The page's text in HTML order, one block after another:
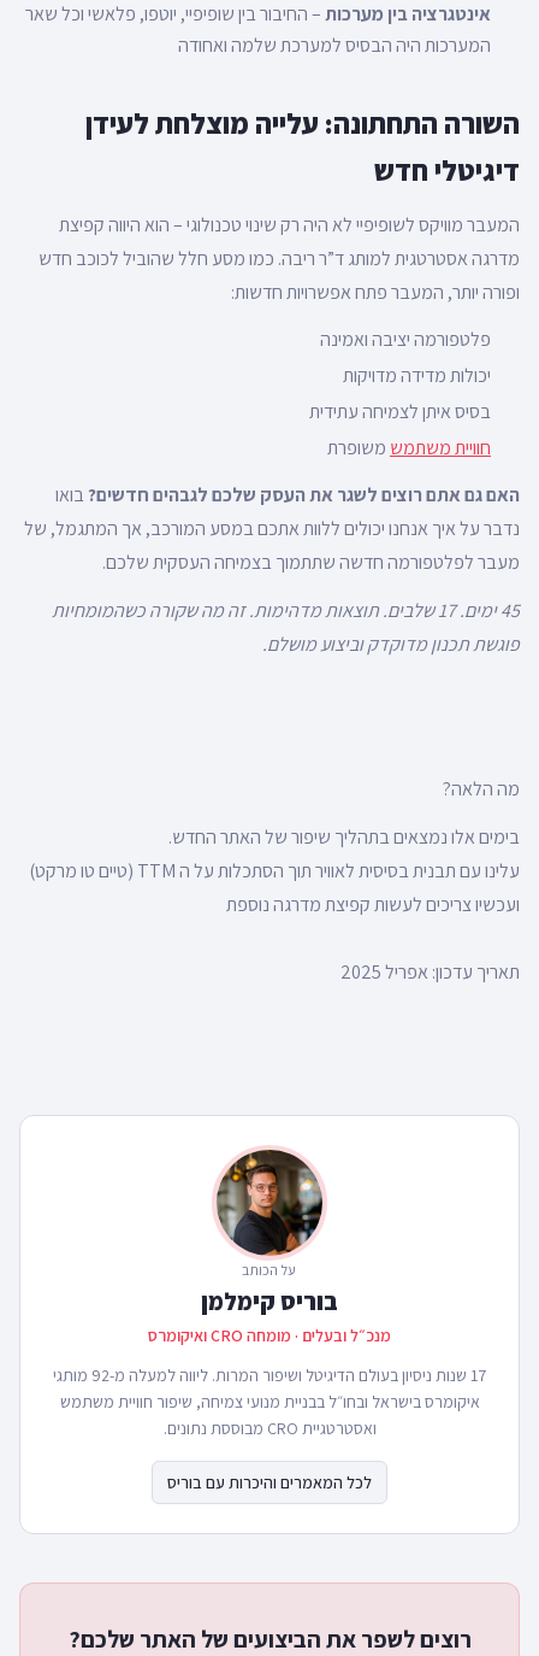
אינטגרציה בין מערכות– החיבור בין שופיפיי, יוטפו, פלאשי וכל שאר
המערכות היה הבסיס למערכת שלמה ואחודה
השורה התחתונה: עלייה מוצלחת לעידן
דיגיטלי חדש
המעבר מוויקס לשופיפיי לא היה רק שינוי טכנולוגי – הוא היווה קפיצת
מדרגה אסטרטגית למותג ד”ר ריבה. כמו מסע חלל שהוביל לכוכב חדש
ופורה יותר, המעבר פתח אפשרויות חדשות:
פלטפורמה יציבה ואמינה
יכולות מדידה מדויקות
בסיס איתן לצמיחה עתידית
חוויית משתמש משופרת
האם גם אתם רוצים לשגר את העסק שלכם לגבהים חדשים? בואו
נדבר על איך אנחנו יכולים ללוות אתכם במסע המורכב, אך המתגמל, של
מעבר לפלטפורמה חדשה שתתמוך בצמיחה העסקית שלכם.
45 ימים. 17 שלבים. תוצאות מדהימות. זה מה שקורה כשהמומחיות
פוגשת תכנון מדוקדק וביצוע מושלם.
מה הלאה?
בימים אלו נמצאים בתהליך שיפור של האתר החדש.
עלינו עם תבנית בסיסית לאוויר תוך הסתכלות על ה TTM (טיים טו מרקט)
ועכשיו צריכים לעשות קפיצת מדרגה נוספת
תאריך עדכון: אפריל 2025
על הכותב
בוריס קימלמן
מנכ״ל ובעלים · מומחה CRO ואיקומרס
17 שנות ניסיון בעולם הדיגיטל ושיפור המרות. ליווה למעלה מ-92 מותגי
איקומרס בישראל ובחו״ל בבניית מנועי צמיחה, שיפור חוויית משתמש
ואסטרטגיית CRO מבוססת נתונים.
לכל המאמרים והיכרות עם בוריס
רוצים לשפר את הביצועים של האתר שלכם?